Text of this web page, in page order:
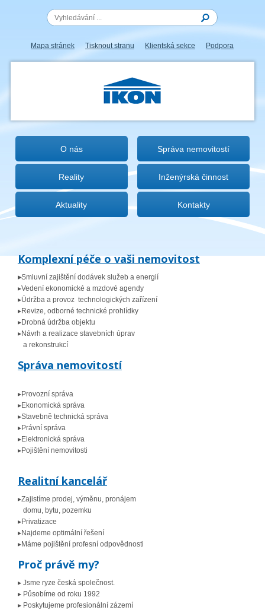
Mapa stránek Tisknout stranu Klientská sekce Podpora
IKON.CZ
O nás Správa nemovitostí
Reality Inženýrská činnost
Aktuality Kontakty
Komplexní péče o vaši nemovitost
▸Smluvní zajištění dodávek služeb a energií
▸Vedení ekonomické a mzdové agendy
▸Údržba a provoz technologických zařízení
▸Revize, odborné technické prohlídky
▸Drobná údržba objektu
▸Návrh a realizace stavebních úprav
a rekonstrukcí
Správa nemovitostí
▸Provozní správa
▸Ekonomická správa
▸Stavebně technická správa
▸Právní správa
▸Elektronická správa
▸Pojištění nemovitosti
Realitní kancelář
▸Zajistíme prodej, výměnu, pronájem
domu, bytu, pozemku
▸Privatizace
▸Najdeme optimální řešení
▸Máme pojištění profesní odpovědnosti
Proč právě my?
▸ Jsme ryze česká společnost.
▸ Působíme od roku 1992
▸ Poskytujeme profesionální zázemí